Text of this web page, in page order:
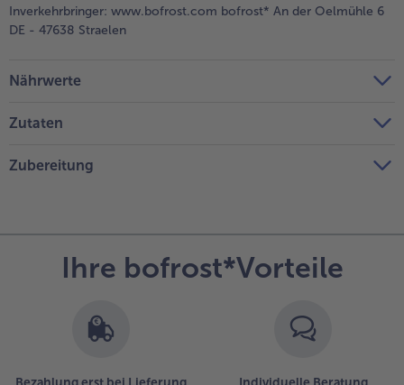
Inverkehrbringer: www.bofrost.com bofrost* An der Oelmühle 6
DE - 47638 Straelen
Nährwerte
Zutaten
Zubereitung
Ihre bofrost*Vorteile